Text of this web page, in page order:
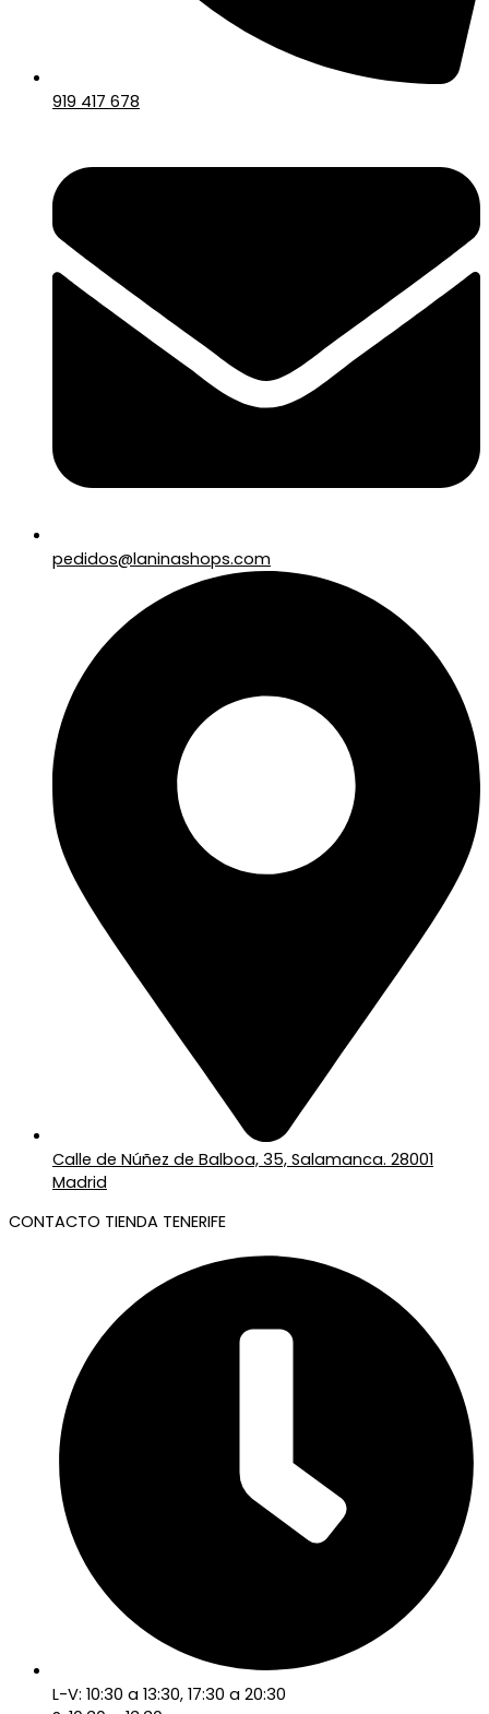
919 417 678
pedidos@laninashops.com
Calle de Núñez de Balboa, 35, Salamanca. 28001
Madrid
CONTACTO TIENDA TENERIFE
L-V: 10:30 a 13:30, 17:30 a 20:30